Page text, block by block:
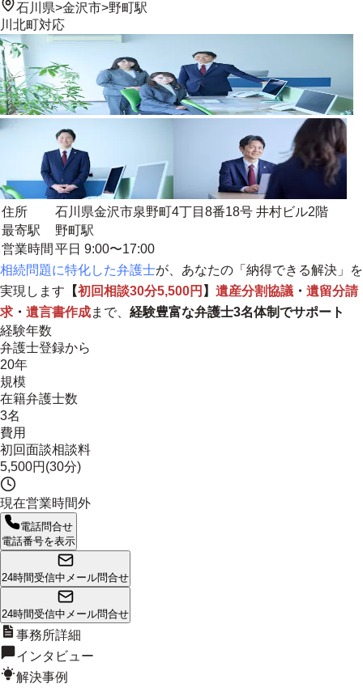
石川県>金沢市>野町駅
川北町対応
住所
石川県金沢市泉野町4丁目8番18号 井村ビル2階
最寄駅
野町駅
営業時間 平日 9:00〜17:00
相続問題に特化した弁護士が、あなたの「納得できる解決」を
実現します 【初回相談30分5,500円 】 遺産分割協議 ・ 遺留分請
求 ・ 遺言書作成まで、 経験豊富な弁護士3名体制でサポート
経験年数
弁護士登録から
20年
規模
在籍弁護士数
3名
費用
初回面談相談料
5,500円(30分)
現在営業時間外
電話問合せ
電話番号を表示
24時間受信中 メール問合せ
24時間受信中 メール問合せ
事務所詳細
インタビュー
解決事例